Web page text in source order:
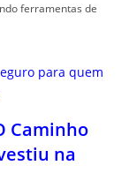
ferramentas de
Caminho
na